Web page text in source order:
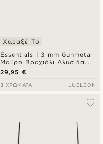
Essentials | 3 mm Gunmetal
Μαύρο Βραχιόλι Αλυσίδα
Χεριού Snake Chain
Χάραξέ Το
29,95 €
3 ΧΡΏΜΑΤΑ LUCLEON